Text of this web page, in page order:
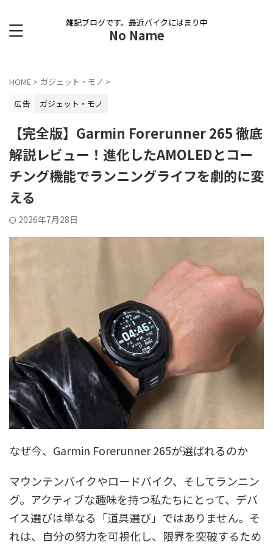
雑記ブログです。最近バイクにはまり中
No Name
HOME > ガジェット・モノ >
広告
ガジェット・モノ
【完全版】Garmin Forerunner 265 徹底
解説レビュー！進化したAMOLEDとコー
チング機能でランニングライフを劇的に変
える
2026年7月28日
なぜ今、Garmin Forerunner 265が選ばれるのか
マウンテンバイクやロードバイク、そしてランニン
グ。アクティブな趣味を持つ私たちにとって、デバ
イス選びは単なる「道具選び」ではありません。そ
れは、自分の努力を可視化し、限界を突破するため